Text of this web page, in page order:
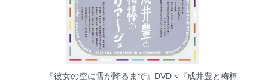
『彼女の空に雪が降るまで』DVD <『成井豊と梅棒